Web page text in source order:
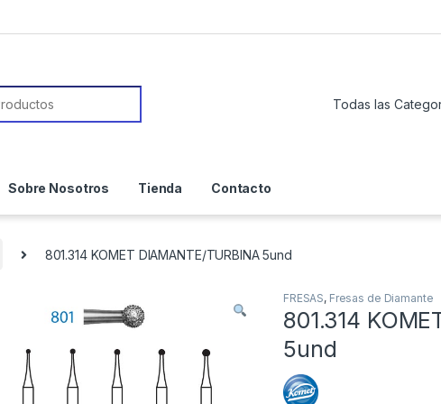
Sobre Nosotros Tienda Contacto
801.314 KOMET DIAMANTE/TURBINA 5und
FRESAS, Fresas de Diamante
801.314
5und